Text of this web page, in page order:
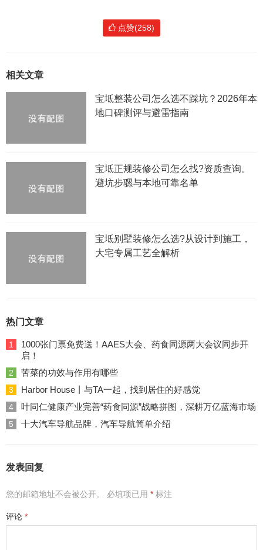
点赞(258)
相关文章
宝坻整装公司怎么选不踩坑？2026年本
地口碑测评与避雷指南
宝坻正规装修公司怎么找?资质查询。
避坑步骡与本地可靠名单
宝坻别墅装修怎么选?从设计到施工，
大宅专属工艺全解析
热门文章
1
1000张门票免费送！AAES大会、药食同源两大会议同步开
启！
2 苦菜的功效与作用有哪些
3 Harbor House丨与TA一起，找到居住的好感觉
4 叶同仁健康产业完善“药食同源”战略拼图，深耕万亿蓝海市场
5 十大汽车导航品牌，汽车导航简单介绍
发表回复
您的邮箱地址不会被公开。 必填项已用 * 标注
评论 *